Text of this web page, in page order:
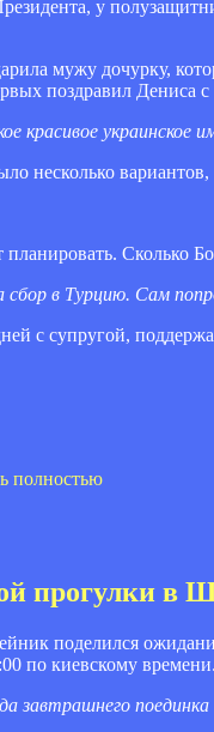
у
мужу дочурку,
поздравил Дениса с
красивое украинское
несколько
Сколько
в Турцию. Сам
с супругой,
полностью
прогулки в
поделился
по киевскому
завтрашнего